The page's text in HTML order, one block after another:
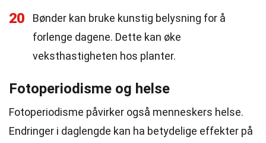
20
Bønder kan bruke kunstig belysning for å
forlenge dagene. Dette kan øke
veksthastigheten hos planter.
Fotoperiodisme og helse
Fotoperiodisme påvirker også menneskers helse.
Endringer i daglengde kan ha betydelige effekter på